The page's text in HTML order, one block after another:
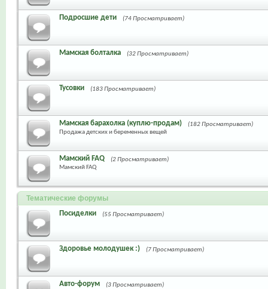
Подросшие дети (74 Просматривает)
Мамская болталка (32 Просматривает)
Тусовки (183 Просматривает)
Мамская барахолка (куплю-продам)
(182 Просматривает)
Продажа детских и беременных вещей
Мамский FAQ
(2 Просматривает)
Мамский FAQ
Тематические форумы
Посиделки (55 Просматривает)
Здоровье молодушек :) (7 Просматривает)
Авто-форум (3 Просматривает)